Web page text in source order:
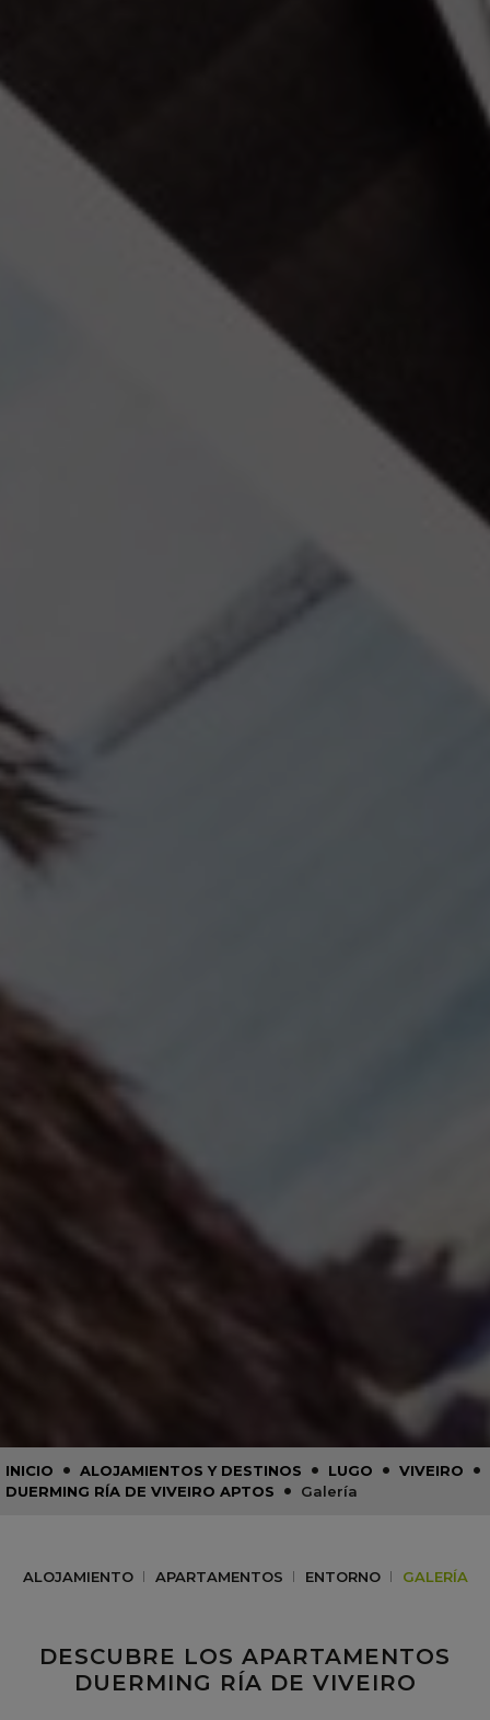
INICIO • ALOJAMIENTOS Y DESTINOS • LUGO • VIVEIRO •
DUERMING RÍA DE VIVEIRO APTOS • Galería
ALOJAMIENTO APARTAMENTOS ENTORNO GALERÍA
DESCUBRE LOS APARTAMENTOS
DUERMING RÍA DE VIVEIRO